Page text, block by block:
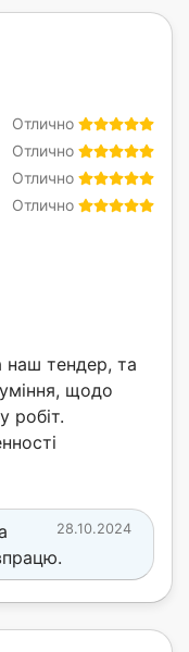
Отлично
Отлично
Отлично
Отлично
наш тендер, та
щодо
робіт.
28.10.2024